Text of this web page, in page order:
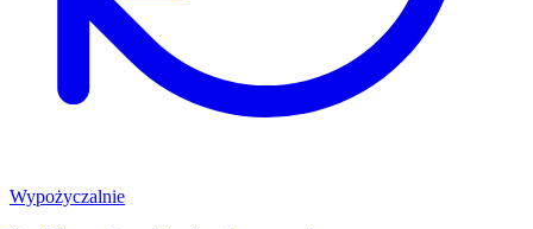
Wypożyczalnie